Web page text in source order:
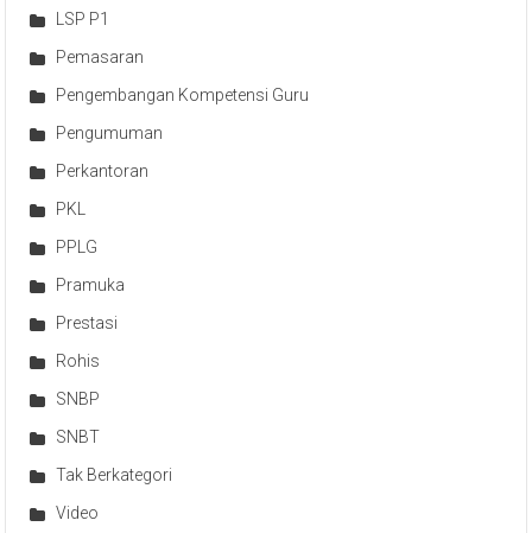
LSP P1
Pemasaran
Pengembangan Kompetensi Guru
Pengumuman
Perkantoran
PKL
PPLG
Pramuka
Prestasi
Rohis
SNBP
SNBT
Tak Berkategori
Video